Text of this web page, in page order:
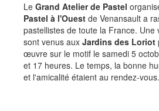
Rechercher dans
Accès intranet
Vie associative -
Horaires,
Le Grand Atelier de Pastel
Pastel à l'Ouest de Venansault a
pastellistes de toute la France.
sont venus aux Jardins des Loriot
œuvre sur le motif le samedi 5
et 17 heures. Le temps, la bonne
et l'amicalité étaient au rendez-vous.